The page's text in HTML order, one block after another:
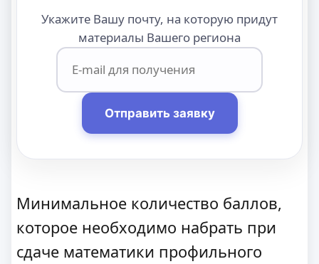
Укажите Вашу почту, на которую придут
материалы Вашего региона
Отправить заявку
Минимальное количество баллов,
которое необходимо набрать при
сдаче математики профильного